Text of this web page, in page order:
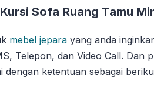
Sofa Ruang Tamu
mebel jepara yang anda
Telepon, dan Video Call. Dan
ketentuan sebagai